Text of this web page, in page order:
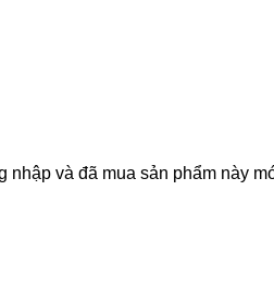
nhập và đã mua sản phẩm này